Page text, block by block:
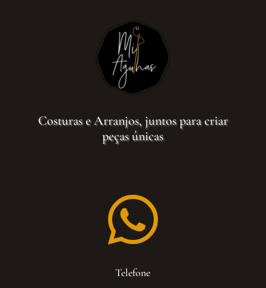
Costuras e Arranjos, juntos para criar
peças únicas

Telefone